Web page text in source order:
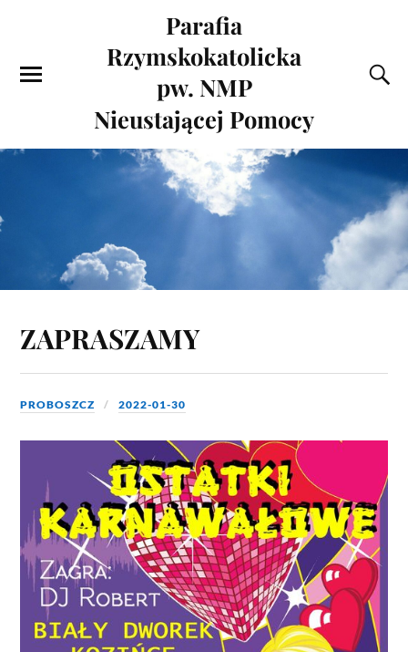
Parafia
Rzymskokatolicka
pw. NMP
Nieustającej Pomocy
ZAPRASZAMY
PROBOSZCZ 2022-01-30